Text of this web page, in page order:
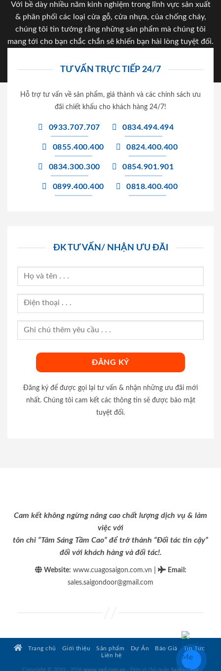
Với bề dày nhiều năm kinh nghiệm trong lĩnh vực sản xuất
& phân phối các loại cửa gỗ, cửa nhựa, của chống cháy,
chúng tôi tin tưởng rằng những sản phẩm mà chúng tôi
mang tới cho bạn chắc chắn sẽ khiến bạn hài lòng tuyệt đối.
TƯ VẤN TRỰC TIẾP 24/7
Hỗ trợ tư vấn về sản phẩm, giá thành và các chính sách ưu
đãi chiết khấu cho khách hàng 24/7!
0933.707.707 0834.494.494
0855.400.400 0824.400.400
0834.300.300 0854.901.901
0899.400.400 0818.400.400
ĐK TƯ VẤN/ NHẬN ƯU ĐÃI
Đăng ký để được gọi lại tư vấn & nhận những ưu đãi mới
nhất. Chúng tôi cam kết các thông tin sẽ được bảo mật
tuyệt đối.
Cam kết không ngừng nâng cao chất lượng dịch vụ & làm
việc với
tôn chỉ “Tâm Sáng Tầm Cao” để trở thành “Đối tác tin cậy”
đối với khách hàng và đối tác!.
Website: www.cuagosaigon.com.vn Email :
sales.saigondoor@gmail.com
Trang chủ Giới thiệu Sản phẩm Dự Án Báo Giá
Tin Tức
Liên hệ
Copyright © 2010 - 2026 www.sgd.com.vn - Đơn vị chủ quản SaigonDoor